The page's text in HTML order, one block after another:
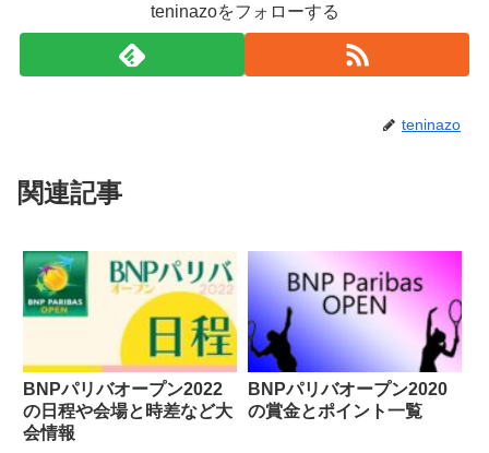
teninazoをフォローする
teninazo
関連記事
BNPパリバオープン2022
の日程や会場と時差など大
会情報
BNPパリバオープン2020
の賞金とポイント一覧